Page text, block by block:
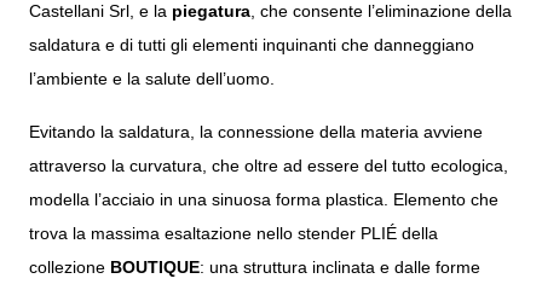
Castellani Srl, e la piegatura, che consente l’eliminazione della
saldatura e di tutti gli elementi inquinanti che danneggiano
l’ambiente e la salute dell’uomo.
Evitando la saldatura, la connessione della materia avviene
attraverso la curvatura, che oltre ad essere del tutto ecologica,
modella l’acciaio in una sinuosa forma plastica. Elemento che
trova la massima esaltazione nello stender PLIÉ della
collezione BOUTIQUE: una struttura inclinata e dalle forme